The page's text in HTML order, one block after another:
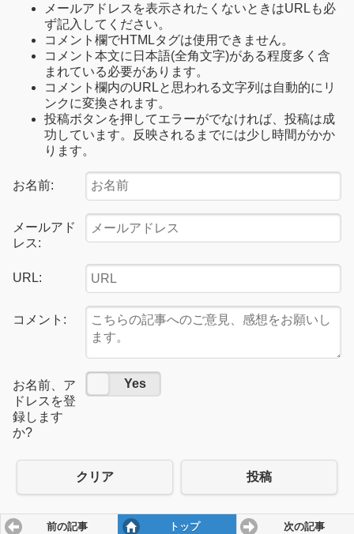
メールアドレスを表示されたくないときはURLも必
ず記入してください。
コメント欄でHTMLタグは使用できません。
コメント本文に日本語(全角文字)がある程度多く含
まれている必要があります。
コメント欄内のURLと思われる文字列は自動的にリ
ンクに変換されます。
投稿ボタンを押してエラーがでなければ、投稿は成
功しています。反映されるまでには少し時間がかか
ります。
お名前:
メールアド
レス:
URL:
コメント:
お名前、ア
ドレスを登
録します
か?
No Yes
クリア 投稿
前の記事 トップ 次の記事